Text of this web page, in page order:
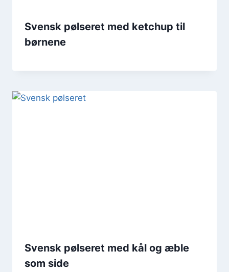
Svensk pølseret med ketchup til
børnene
Svensk pølseret med kål og æble
som side